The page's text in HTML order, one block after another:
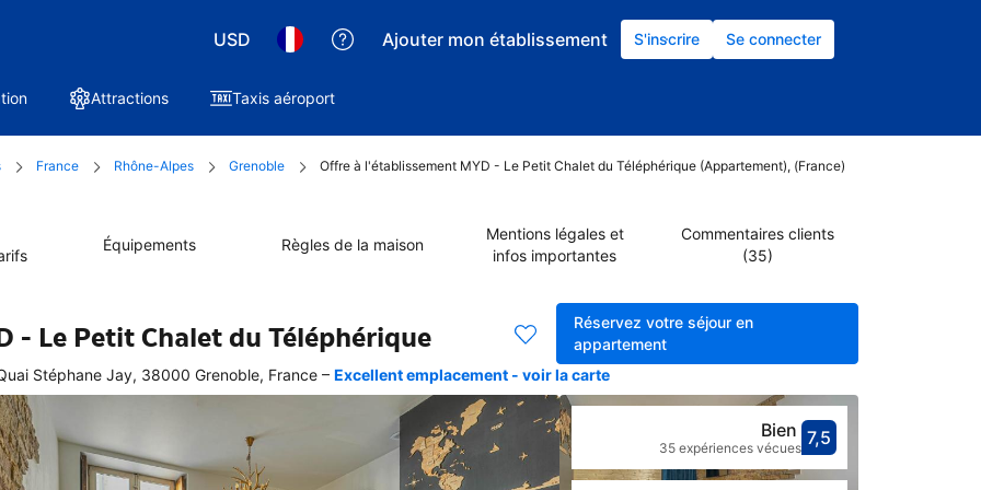
USD Ajouter mon établissement S'inscrire Se connecter
Attractions Taxis aéroport
France Rhône-Alpes Grenoble Offre à l'établissement MYD - Le Petit Chalet du Téléphérique (Appartement), (France)
Équipements Règles de la maison
Mentions légales et
infos importantes
Commentaires clients
(35)
Réservez votre séjour en
appartement
- Le Petit Chalet du Téléphérique
Stéphane Jay, 38000 Grenoble, France – Excellent emplacement - voir la carte
Avec une
7,5 bien
Bien
35 expériences vécues